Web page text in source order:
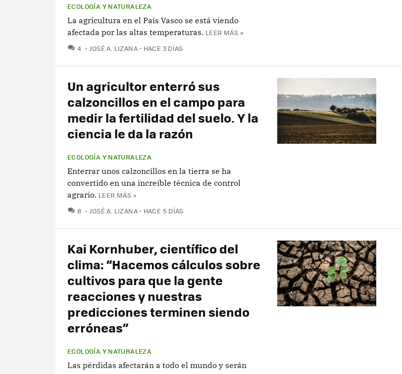
ECOLOGÍA Y NATURALEZA
La agricultura en el País Vasco se está viendo
afectada por las altas temperaturas. LEER MÁS »
4 COMENTARIOS
JOSÉ A. LIZANA HACE 3 DÍAS
Un agricultor enterró sus
calzoncillos en el campo para
medir la fertilidad del suelo. Y la
ciencia le da la razón
ECOLOGÍA Y NATURALEZA
Enterrar unos calzoncillos en la tierra se ha
convertido en una increíble técnica de control
agrario. LEER MÁS »
8 COMENTARIOS
JOSÉ A. LIZANA HACE 5 DÍAS
Kai Kornhuber, científico del
clima: “Hacemos cálculos sobre
cultivos para que la gente
reacciones y nuestras
predicciones terminen siendo
erróneas”
ECOLOGÍA Y NATURALEZA
Las pérdidas afectarán a todo el mundo y serán